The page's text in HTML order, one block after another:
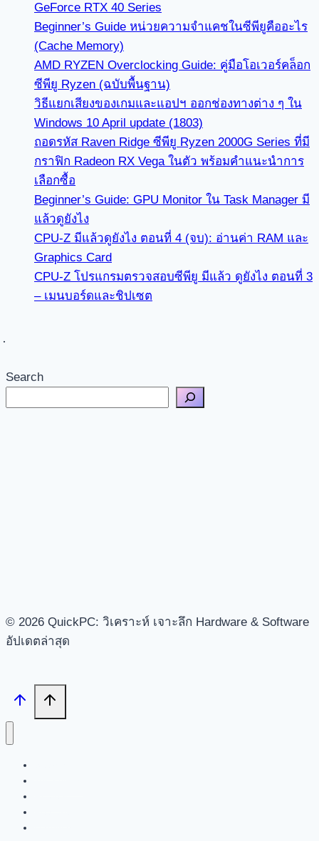
GeForce RTX 40 Series
Beginner’s Guide หน่วยความจำแคชในซีพียูคืออะไร
(Cache Memory)
AMD RYZEN Overclocking Guide: คู่มือโอเวอร์คล็อก
ซีพียู Ryzen (ฉบับพื้นฐาน)
วิธีแยกเสียงของเกมและแอปฯ ออกช่องทางต่าง ๆ ใน
Windows 10 April update (1803)
ถอดรหัส Raven Ridge ซีพียู Ryzen 2000G Series ที่มี
กราฟิก Radeon RX Vega ในตัว พร้อมคำแนะนำการ
เลือกซื้อ
Beginner’s Guide: GPU Monitor ใน Task Manager มี
แล้วดูยังไง
CPU-Z มีแล้วดูยังไง ตอนที่ 4 (จบ): อ่านค่า RAM และ
Graphics Card
CPU-Z โปรแกรมตรวจสอบซีพียู มีแล้ว ดูยังไง ตอนที่ 3
– เมนบอร์ดและชิปเซต
Search
© 2026 QuickPC: วิเคราะห์ เจาะลึก Hardware & Software
อัปเดตล่าสุด